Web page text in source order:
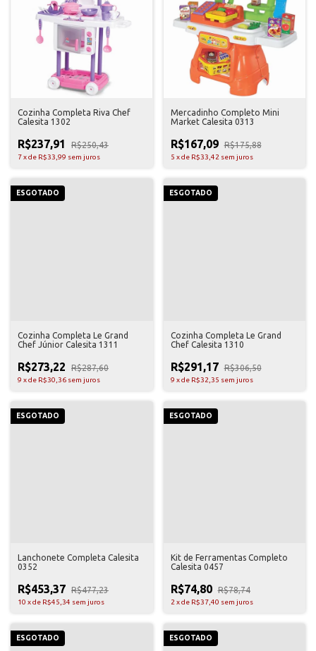
Cozinha Completa Riva Chef
Calesita 1302
R$237,91 R$250,43
7xde R$33,99 sem juros
Mercadinho Completo Mini
Market Calesita 0313
R$167,09 R$175,88
5 xde R$33,42 sem juros
ESGOTADO
Cozinha Completa Le Grand
Chef Júnior Calesita 1311
R$273,22 R$287,60
9 xde R$30,36 sem juros
ESGOTADO
Cozinha Completa Le Grand
Chef Calesita 1310
R$291,17 R$306,50
9 xde R$32,35 sem juros
ESGOTADO
Lanchonete Completa Calesita
0352
R$453,37 R$477,23
10 xde R$45,34 sem juros
ESGOTADO
Kit de Ferramentas Completo
Calesita 0457
R$74,80 R$78,74
2 xde R$37,40 sem juros
ESGOTADO ESGOTADO